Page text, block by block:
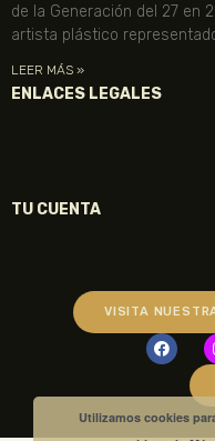
de la Generación del 27 en
artista plástico
LEER MÁS »
ENLACES LEGALES
TU CUENTA
VISITA
Utilizamos cookies